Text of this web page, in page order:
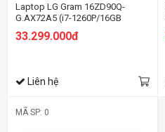
Laptop LG Gram 16ZD90Q-
G.AX72A5 (i7-1260P/16GB
WQXGA/Dos/Đen) (2022)
33.299.000đ
Liên hệ
MÃ SP: 0